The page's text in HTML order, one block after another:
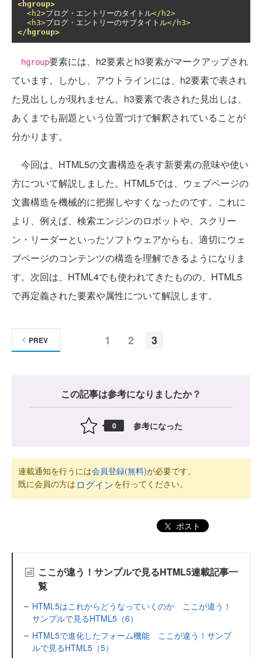
<hgroup>
<h2>ブログ・エントリーのタイトル</h2>
<h3>ブログ・エントリーのサブタイトル</h3>
</hgroup>
hgroup要素には、h2要素とh3要素がマークアップされ
ています。しかし、アウトラインには、h2要素で表され
た見出ししか現れません。h3要素で表された見出しは、
あくまでも副題という位置づけで解釈されていることが
分かります。
今回は、HTML5の文書構造を表す新要素の意味や使い
方について解説しました。HTML5では、ウェブページの
文書構造を機械的に把握しやすくなったのです。これに
より、例えば、検索エンジンのロボットや、スクリー
ン・リーダーといったソフトウェアからも、適切にウェ
ブページのコンテンツの構造を理解できるようになりま
す。次回は、HTML4でも使われてきたものの、HTML5
で再定義された要素や属性について解説します。
1 2 3
PREV
この記事は参考になりましたか？
0 参考になった
連載通知を行うには会員登録(無料)が必要です。
既に会員の方は ログインを行ってください。
ポスト
ここが違う！サンプルで見るHTML5連載記事一
覧
HTML5はこれからどうなっていくのか ここが違う！
サンプルで見るHTML5（6）
HTML5で進化したフォーム機能 ここが違う！サンプ
ルで見るHTML5（5）